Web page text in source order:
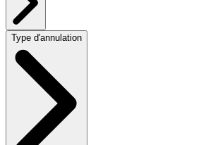
Type d'annulation